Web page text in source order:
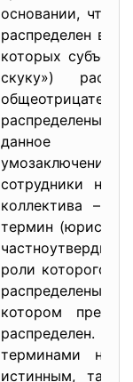
основании, что
распределен в
которых
скуку»)
распределены).
данное
сотрудники
коллектива –
термин (юрист)
роли которого
распределены;
котором
распределен.
терминами
истинным, так